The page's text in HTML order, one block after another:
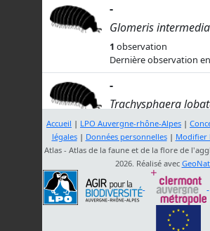
-
Glomeris intermedia
1 observation
Dernière observation en
-
Trachysphaera
2observations
Dernière observation
Propolydesmus
1847)
Dernière observation en
Accueil | LPO Auvergne-rhône-Alpes |
légales| Données personnelles| Modifier
Atlas - Atlas de la faune et de la flore de
2026. Réalisé avec